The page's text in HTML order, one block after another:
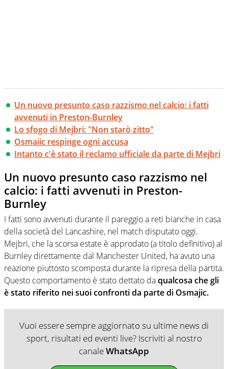
Un nuovo presunto caso razzismo nel calcio: i fatti
avvenuti in Preston-Burnley
Lo sfogo di Mejbri: "Non starò zitto"
Osmaiic respinge ogni accusa
Intanto c'è stato il reclamo ufficiale da parte di Mejbri
Un nuovo presunto caso razzismo nel
calcio: i fatti avvenuti in Preston-
Burnley
I fatti sono avvenuti durante il pareggio a reti bianche in casa
della società del Lancashire, nel match disputato oggi.
Mejbri, che la scorsa estate è approdato (a titolo definitivo) al
Burnley direttamente dal Manchester United, ha avuto una
reazione piuttosto scomposta durante la ripresa della partita.
Questo comportamento è stato dettato daqualcosa che gli
è stato riferito nei suoi confronti da parte di Osmajic.
Vuoi essere sempre aggiornato su ultime news di
sport, risultati ed eventi live? Iscriviti al nostro
canaleWhatsApp